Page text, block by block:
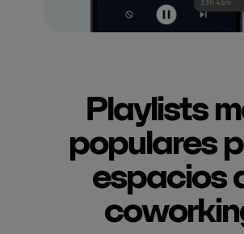
Playlists
populares
espacios